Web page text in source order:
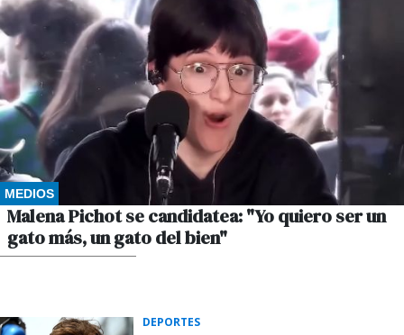
MEDIOS
Malena Pichot se candidatea: "Yo quiero ser un
gato más, un gato del bien"
DEPORTES